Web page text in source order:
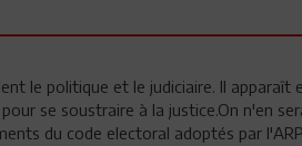
le politique et le judiciaire. Il apparaît
se soustraire à la justice.On n'en
du code electoral adoptés par